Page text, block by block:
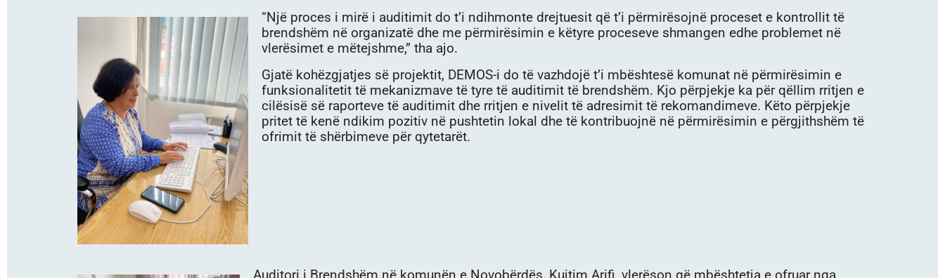
“Një proces i mirë i auditimit do t’i ndihmonte drejtuesit që t’i përmirësojnë proceset e kontrollit të
brendshëm në organizatë dhe me përmirësimin e këtyre proceseve shmangen edhe problemet në
vlerësimet e mëtejshme,” tha ajo.
Gjatë kohëzgjatjes së projektit, DEMOS-i do të vazhdojë t’i mbështesë komunat në përmirësimin e
funksionalitetit të mekanizmave të tyre të auditimit të brendshëm. Kjo përpjekje ka për qëllim rritjen e
cilësisë së raporteve të auditimit dhe rritjen e nivelit të adresimit të rekomandimeve. Këto përpjekje
pritet të kenë ndikim pozitiv në pushtetin lokal dhe të kontribuojnë në përmirësimin e përgjithshëm të
ofrimit të shërbimeve për qytetarët.